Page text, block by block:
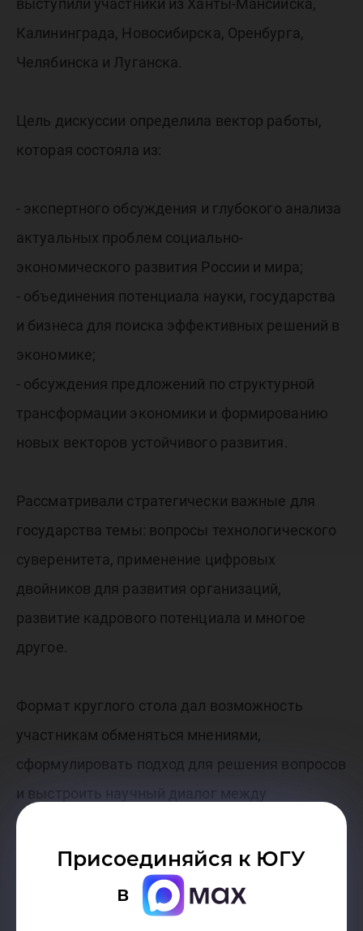
Присоединяйся к ЮГУ
в
выступили участники из Ханты-Мансийска,
Калининграда, Новосибирска, Оренбурга,
Челябинска и Луганска.
Цель дискуссии определила вектор работы,
которая состояла из:
- экспертного обсуждения и глубокого анализа
актуальных проблем социально-
экономического развития России и мира;
- объединения потенциала науки, государства
и бизнеса для поиска эффективных решений в
экономике;
- обсуждения предложений по структурной
трансформации экономики и формированию
новых векторов устойчивого развития.
Рассматривали стратегически важные для
государства темы: вопросы технологического
суверенитета, применение цифровых
двойников для развития организаций,
развитие кадрового потенциала и многое
другое.
Формат круглого стола дал возможность
участникам обменяться мнениями,
сформулировать подход для решения вопросов
и выстроить научный диалог между
образовательными заведениями.
Наши новости в МАХ — vk.cc/cXIYcZ.